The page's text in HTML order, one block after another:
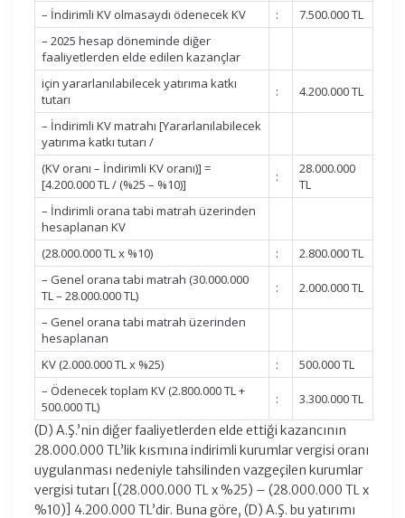
– İndirimli KV olmasaydı ödenecek KV
:
7.500.000 TL
– 2025 hesap döneminde diğer
faaliyetlerden elde edilen kazançlar
için yararlanılabilecek yatırıma katkı
tutarı
: 4.200.000 TL
– İndirimli KV matrahı [Yararlanılabilecek
yatırıma katkı tutarı /
(KV oranı – İndirimli KV oranı)] =
[4.200.000 TL / (%25 – %10)]
:
28.000.000
TL
– İndirimli orana tabi matrah üzerinden
hesaplanan KV
(28.000.000 TL x %10)
:
2.800.000 TL
– Genel orana tabi matrah (30.000.000
TL – 28.000.000 TL)
: 2.000.000 TL
– Genel orana tabi matrah üzerinden
hesaplanan
KV (2.000.000 TL x %25)
:
500.000 TL
– Ödenecek toplam KV (2.800.000 TL +
500.000 TL)
:
3.300.000 TL
(D) A.Ş.’nin diğer faaliyetlerden elde ettiği kazancının
28.000.000 TL’lik kısmına indirimli kurumlar vergisi oranı
uygulanması nedeniyle tahsilinden vazgeçilen kurumlar
vergisi tutarı [(28.000.000 TL x %25) – (28.000.000 TL x
%10)] 4.200.000 TL’dir. Buna göre, (D) A.Ş. bu yatırımı